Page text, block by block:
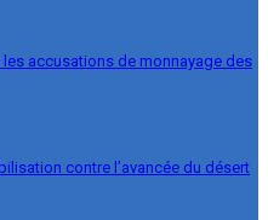
les accusations de monnayage des
contre l’avancée du désert